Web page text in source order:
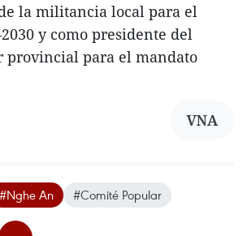
la militancia local para el
y como presidente del
provincial para el mandato
VNA
#Nghe An #Comité Popular